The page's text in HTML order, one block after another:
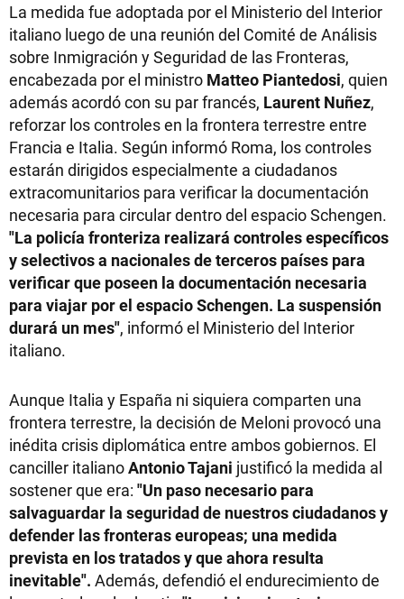
La medida fue adoptada por el Ministerio del Interior
italiano luego de una reunión del Comité de Análisis
sobre Inmigración y Seguridad de las Fronteras,
encabezada por el ministro Matteo Piantedosi, quien
además acordó con su par francés, Laurent Nuñez,
reforzar los controles en la frontera terrestre entre
Francia e Italia. Según informó Roma, los controles
estarán dirigidos especialmente a ciudadanos
extracomunitarios para verificar la documentación
necesaria para circular dentro del espacio Schengen.
"La policía fronteriza realizará controles específicos
y selectivos a nacionales de terceros países para
verificar que poseen la documentación necesaria
para viajar por el espacio Schengen. La suspensión
durará un mes", informó el Ministerio del Interior
italiano.
Aunque Italia y España ni siquiera comparten una
frontera terrestre, la decisión de Meloni provocó una
inédita crisis diplomática entre ambos gobiernos. El
canciller italianoAntonio Tajani justificó la medida al
sostener que era: "Un paso necesario para
salvaguardar la seguridad de nuestros ciudadanos y
defender las fronteras europeas; una medida
prevista en los tratados y que ahora resulta
inevitable". Además, defendió el endurecimiento de